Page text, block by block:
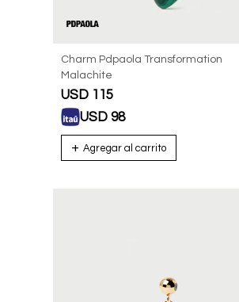
Charm Pdpaola Transformation
Malachite
USD 115
USD 98